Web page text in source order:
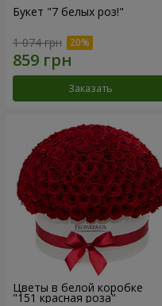
Букет "7 белых роз!"
1 074 грн
Заказать
Цветы в белой коробке
"151 красная роза"